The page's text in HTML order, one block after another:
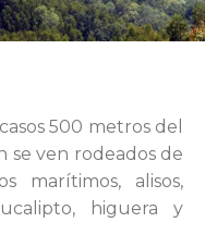
500 metros del
se ven rodeados de
marítimos, alisos,
higuera y